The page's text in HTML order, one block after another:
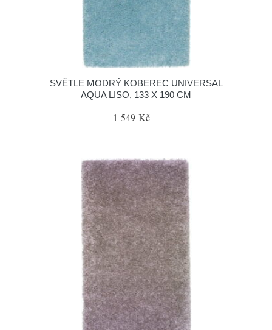
SVĚTLE MODRÝ KOBEREC UNIVERSAL
AQUA LISO, 133 X 190 CM
1 549 Kč